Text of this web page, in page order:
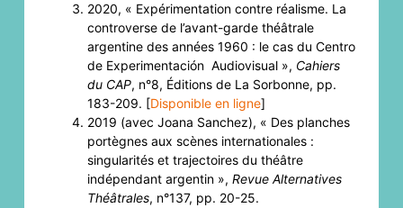
2020, « Expérimentation contre réalisme. La
controverse de l’avant-garde théâtrale
argentine des années 1960 : le cas du Centro
de Experimentación Audiovisual », Cahiers
du CAP, n°8, Éditions de La Sorbonne, pp.
183-209. [Disponible en ligne]
2019 (avec Joana Sanchez), « Des planches
portègnes aux scènes internationales :
singularités et trajectoires du théâtre
indépendant argentin », Revue Alternatives
Théâtrales, n°137, pp. 20-25.